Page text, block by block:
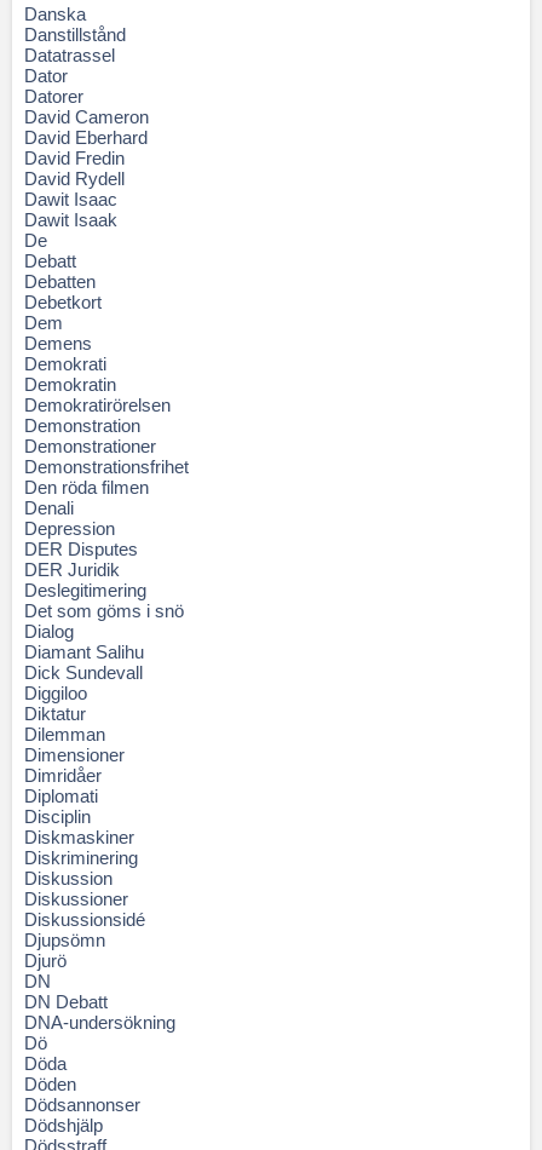
Danska
Danstillstånd
Datatrassel
Dator
Datorer
David Cameron
David Eberhard
David Fredin
David Rydell
Dawit Isaac
Dawit Isaak
De
Debatt
Debatten
Debetkort
Dem
Demens
Demokrati
Demokratin
Demokratirörelsen
Demonstration
Demonstrationer
Demonstrationsfrihet
Den röda filmen
Denali
Depression
DER Disputes
DER Juridik
Deslegitimering
Det som göms i snö
Dialog
Diamant Salihu
Dick Sundevall
Diggiloo
Diktatur
Dilemman
Dimensioner
Dimridåer
Diplomati
Disciplin
Diskmaskiner
Diskriminering
Diskussion
Diskussioner
Diskussionsidé
Djupsömn
Djurö
DN
DN Debatt
DNA-undersökning
Dö
Döda
Döden
Dödsannonser
Dödshjälp
Dödsstraff